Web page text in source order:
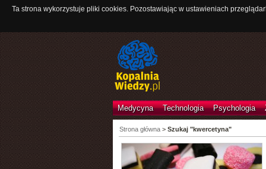
Ta strona wykorzystuje pliki cookies. Pozostawiając w ustawieniach
Medycyna Technologia Psychologia
Strona główna> Szukaj "kwercetyna"